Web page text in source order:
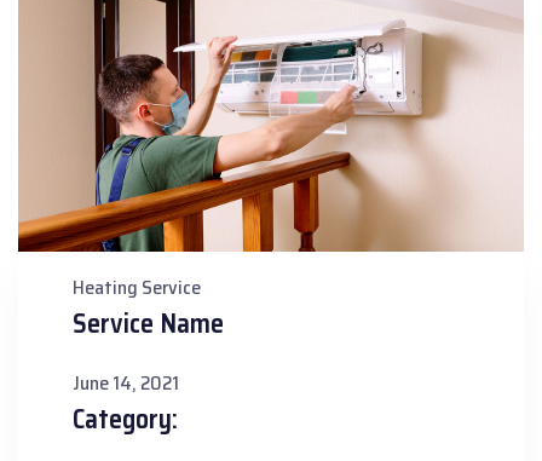
Heating Service
Service Name
June 14, 2021
Category: